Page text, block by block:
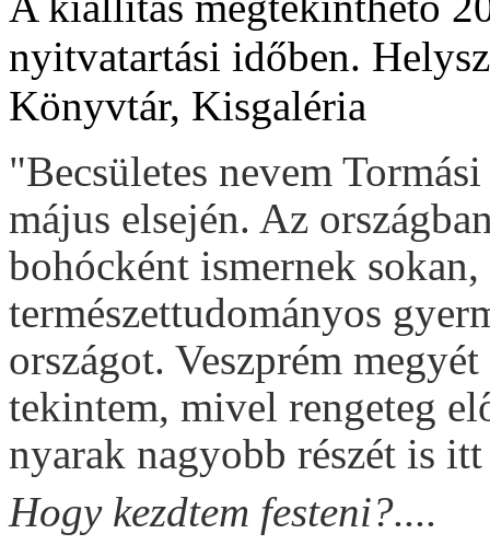
nyitvatartási időben.
Könyvtár, Kisgaléria
"Becsületes nevem
május elsején. Az
bohócként ismernek
természettudományos
országot. Veszprém
tekintem, mivel rengeteg
nyarak nagyobb részét is
Hogy kezdtem festeni?....